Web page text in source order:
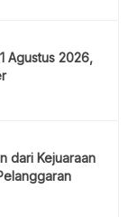
Agustus 2026,
dari Kejuaraan